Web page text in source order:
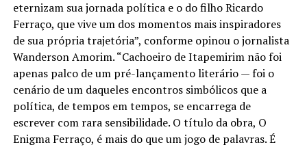
eternizam sua jornada política e o do filho Ricardo
Ferraço, que vive um dos momentos mais inspiradores
de sua própria trajetória”, conforme opinou o jornalista
Wanderson Amorim. “Cachoeiro de Itapemirim não foi
apenas palco de um pré-lançamento literário — foi o
cenário de um daqueles encontros simbólicos que a
política, de tempos em tempos, se encarrega de
escrever com rara sensibilidade. O título da obra, O
Enigma Ferraço, é mais do que um jogo de palavras. É